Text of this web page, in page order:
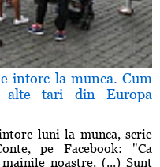
intorc la munca. Cum
alte tari din Europa
luni la munca, scrie
pe Facebook: "Ca
noastre. (...) Sunt